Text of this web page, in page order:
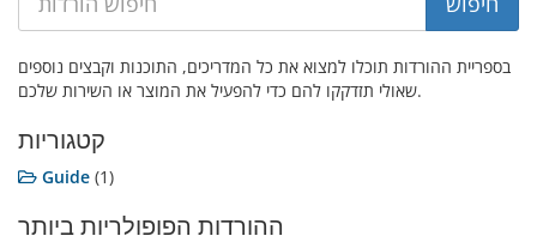
בספריית ההורדות תוכלו למצוא את כל המדריכים, התוכנות וקבצים נוספים
שאולי תזדקקו להם כדי להפעיל את המוצר או השירות שלכם.
קטגוריות
Guide (1)
ההורדות הפופולריות ביותר